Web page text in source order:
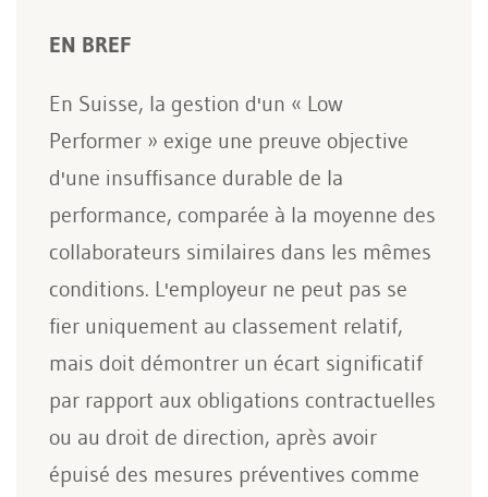
EN BREF
En Suisse, la gestion d'un « Low
Performer » exige une preuve objective
d'une insuffisance durable de la
performance, comparée à la moyenne des
collaborateurs similaires dans les mêmes
conditions. L'employeur ne peut pas se
fier uniquement au classement relatif,
mais doit démontrer un écart significatif
par rapport aux obligations contractuelles
ou au droit de direction, après avoir
épuisé des mesures préventives comme